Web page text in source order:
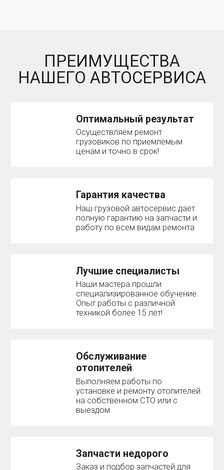
ПРЕИМУЩЕСТВА
НАШЕГО АВТОСЕРВИСА
Оптимальный результат
Осуществляем ремонт
грузовиков по приемлемым
ценам и точно в срок!
Гарантия качества
Наш грузовой автосервис дает
полную гарантию на запчасти и
работу по всем видам ремонта
Лучшие специалисты
Наши мастера прошли
специализированное обучение.
Опыт работы с различной
техникой более 15 лет!
Обслуживание
отопителей
Выполняем работы по
установке и ремонту отопителей
на собственном СТО или с
выездом.
Запчасти недорого
Заказ и подбор запчастей для